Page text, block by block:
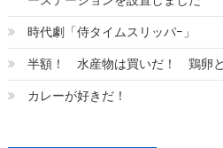
時代劇「侍タイムスリッパ−」
半額！ 水産物は買いだ！ 鶏卵と
カレーが好きだ！